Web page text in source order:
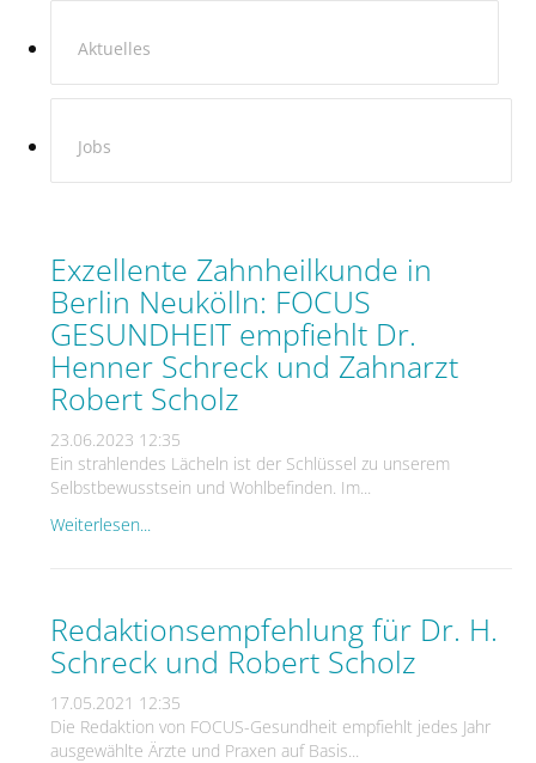
Aktuelles
Jobs
Exzellente Zahnheilkunde in
Berlin Neukölln: FOCUS
GESUNDHEIT empfiehlt Dr.
Henner Schreck und Zahnarzt
Robert Scholz
23.06.2023 12:35
Ein strahlendes Lächeln ist der Schlüssel zu unserem
Selbstbewusstsein und Wohlbefinden. Im...
Weiterlesen...
Redaktionsempfehlung für Dr. H.
Schreck und Robert Scholz
17.05.2021 12:35
Die Redaktion von FOCUS-Gesundheit empfiehlt jedes Jahr
ausgewählte Ärzte und Praxen auf Basis...